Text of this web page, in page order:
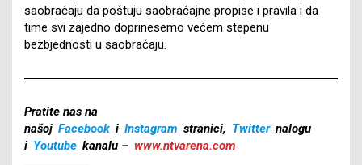
saobraćaju da poštuju saobraćajne propise i pravila i da
time svi zajedno doprinesemo većem stepenu
bezbjednosti u saobraćaju.
Pratite nas na
našoj Facebook i Instagram stranici, Twitter nalogu
i Youtube kanalu – www.ntvarena.com